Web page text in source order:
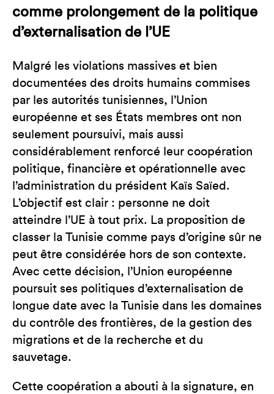
comme prolongement de la politique
d’externalisation de l’UE
Malgré les violations massives et bien
documentées des droits humains commises
par les autorités tunisiennes, l’Union
européenne et ses États membres ont non
seulement poursuivi, mais aussi
considérablement renforcé leur coopération
politique, financière et opérationnelle avec
l’administration du président Kaïs Saïed.
L’objectif est clair : personne ne doit
atteindre l’UE à tout prix. La proposition de
classer la Tunisie comme pays d’origine sûr ne
peut être considérée hors de son contexte.
Avec cette décision, l’Union européenne
poursuit ses politiques d’externalisation de
longue date avec la Tunisie dans les domaines
du contrôle des frontières, de la gestion des
migrations et de la recherche et du
sauvetage.
Cette coopération a abouti à la signature, en